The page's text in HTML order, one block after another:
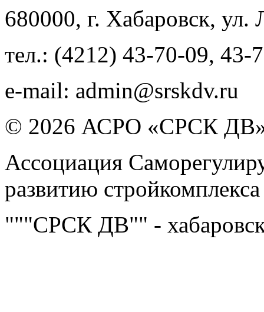
680000, г. Хабаровск, ул.
тел.: (4212) 43-70-09, 43-
e-mail: admin@srskdv.ru
© 2026 АСРО «СРСК
Ассоциация
развитию
"""СРСК ДВ"" -